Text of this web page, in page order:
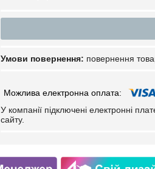
повернення
У компанії підключені електронні
сайту.